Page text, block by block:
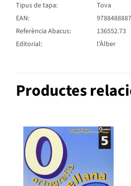
Tipus de tapa:
Tova
EAN:
Referència Abacus:
136552.73
Editorial:
l'Àlber
Productes